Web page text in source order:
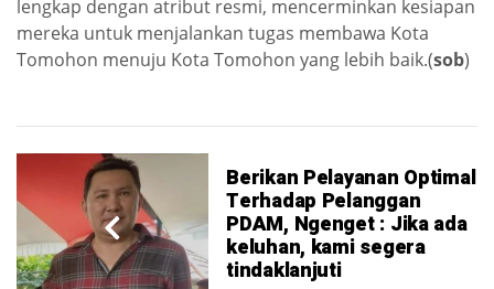
lengkap dengan atribut resmi, mencerminkan kesiapan
mereka untuk menjalankan tugas membawa Kota
Tomohon menuju Kota Tomohon yang lebih baik.(sob)
Berikan Pelayanan Optimal
Terhadap Pelanggan
PDAM, Ngenget : Jika ada
keluhan, kami segera
tindaklanjuti